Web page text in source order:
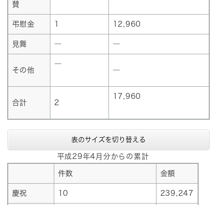
賛
弔慰金 1 12,960
見舞 ― ―
その他
―
―
合計 2
17,960
表のサイズを切り替える
平成29年4月分からの累計
件数 金額
慶祝 10 239,247